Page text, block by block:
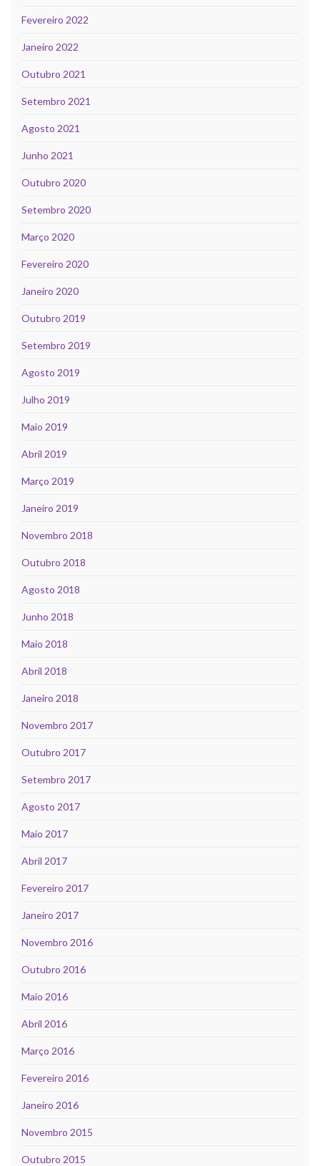
Fevereiro 2022
Janeiro 2022
Outubro 2021
Setembro 2021
Agosto 2021
Junho 2021
Outubro 2020
Setembro 2020
Março 2020
Fevereiro 2020
Janeiro 2020
Outubro 2019
Setembro 2019
Agosto 2019
Julho 2019
Maio 2019
Abril 2019
Março 2019
Janeiro 2019
Novembro 2018
Outubro 2018
Agosto 2018
Junho 2018
Maio 2018
Abril 2018
Janeiro 2018
Novembro 2017
Outubro 2017
Setembro 2017
Agosto 2017
Maio 2017
Abril 2017
Fevereiro 2017
Janeiro 2017
Novembro 2016
Outubro 2016
Maio 2016
Abril 2016
Março 2016
Fevereiro 2016
Janeiro 2016
Novembro 2015
Outubro 2015